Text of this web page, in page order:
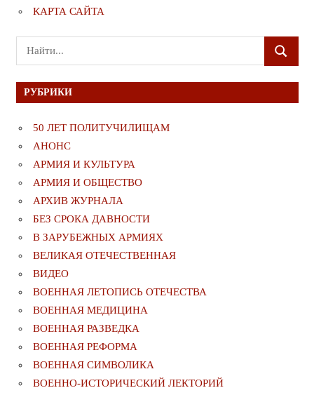
КАРТА САЙТА
Поиск
для:
ПОИСК
РУБРИКИ
50 ЛЕТ ПОЛИТУЧИЛИЩАМ
АНОНС
АРМИЯ И КУЛЬТУРА
АРМИЯ И ОБЩЕСТВО
АРХИВ ЖУРНАЛА
БЕЗ СРОКА ДАВНОСТИ
В ЗАРУБЕЖНЫХ АРМИЯХ
ВЕЛИКАЯ ОТЕЧЕСТВЕННАЯ
ВИДЕО
ВОЕННАЯ ЛЕТОПИСЬ ОТЕЧЕСТВА
ВОЕННАЯ МЕДИЦИНА
ВОЕННАЯ РАЗВЕДКА
ВОЕННАЯ РЕФОРМА
ВОЕННАЯ СИМВОЛИКА
ВОЕННО-ИСТОРИЧЕСКИЙ ЛЕКТОРИЙ